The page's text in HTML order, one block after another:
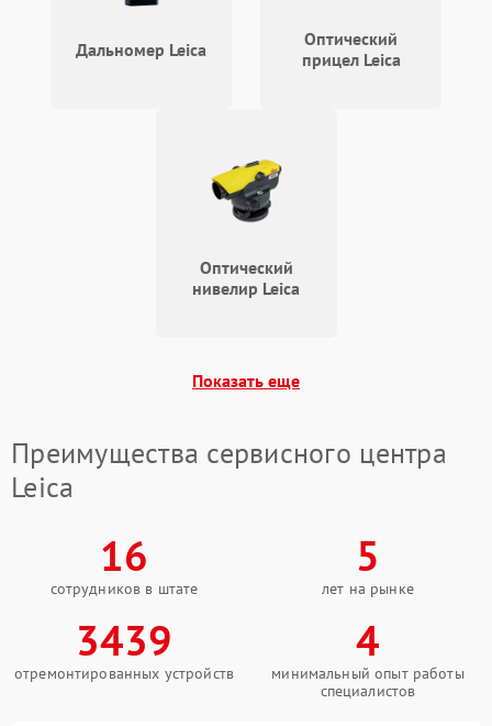
Дальномер Leica
Оптический
прицел Leica
Оптический
нивелир Leica
Показать еще
Преимущества сервисного центра
Leica
16
сотрудников в штате
5
лет на рынке
3439
отремонтированных устройств
4
минимальный опыт работы
специалистов